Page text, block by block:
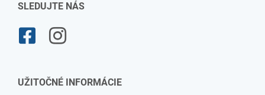
SLEDUJTE NÁS
UŽITOČNÉ INFORMÁCIE